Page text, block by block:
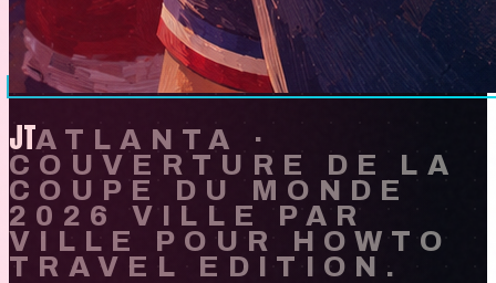
JTATLANTA
·
COUVERTURE DE LA
COUPE DU MONDE
2026 VILLE PAR
VILLE POUR HOWTO
TRAVEL EDITION.